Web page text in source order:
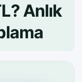
Anlık